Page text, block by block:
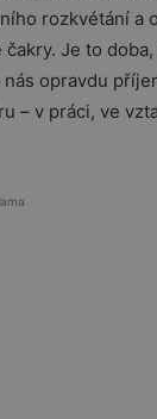
rozkvétání a
Je to
opravdu
– v práci, ve